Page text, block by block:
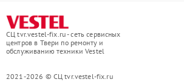
СЦ tvr.vestel-fix.ru - сеть сервисных
центров в Твери по ремонту и
обслуживанию техники Vestel
2021-2026 © СЦ tvr.vestel-fix.ru